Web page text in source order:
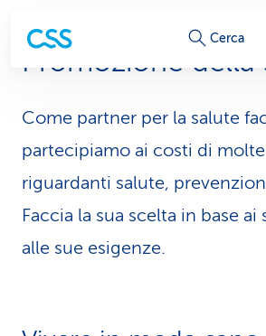
c
o
l
l
e
g
Cerca
Promozione della
Come partner per la salute
partecipiamo ai costi di
riguardanti salute,
Faccia la sua scelta in base ai
alle sue esigenze.